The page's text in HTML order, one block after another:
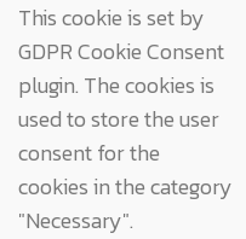
This cookie is set by
GDPR Cookie Consent
plugin. The cookies is
used to store the user
consent for the
cookies in the category
"Necessary".